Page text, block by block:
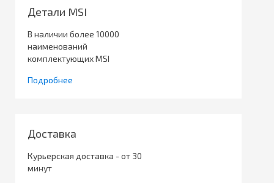
Детали MSI
В наличии более 10000
наименований
комплектующих MSI
Подробнее
Доставка
Курьерская доставка - от 30
минут